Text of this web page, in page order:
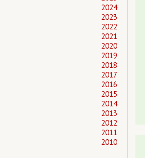
2024
2023
2022
2021
2020
2019
2018
2017
2016
2015
2014
2013
2012
2011
2010